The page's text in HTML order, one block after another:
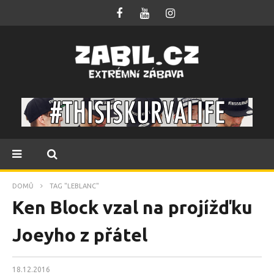
DOMŮ TAG "LEBLANC"
Ken Block vzal na projížďku
Joeyho z přátel
18.12.2016